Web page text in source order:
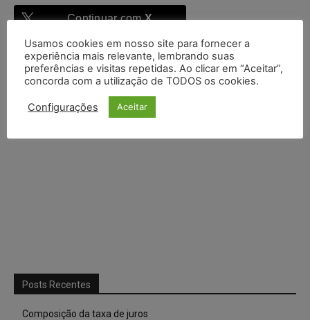
Continuar comX
Posts Recentes
Composição da taxa de juros
Usamos cookies em nosso site para fornecer a
experiência mais relevante, lembrando suas
preferências e visitas repetidas. Ao clicar em “Aceitar”,
concorda com a utilização de TODOS os cookies.
Configurações Aceitar